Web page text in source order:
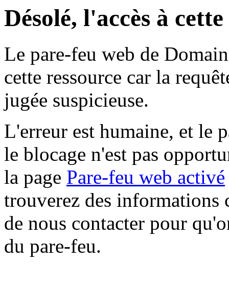
Désolé, l'accès à
Le pare-feu web de
cette ressource car la
jugée suspicieuse.
L'erreur est humaine, et le
le blocage n'est pas
la page Pare-feu web activé
trouverez des informations
de nous contacter pour
du pare-feu.